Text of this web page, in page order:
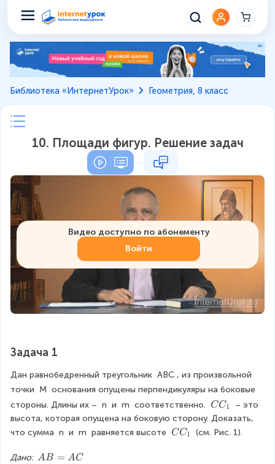
Библиотека «ИнтернетУрок» Геометрия, 8 класс
10. Площади фигур. Решение задач
Видео доступно по абонементу
Войти
Задача 1
Дан равнобедренный треугольник ABC , из произвольной
точки M основания опущены перпендикуляры на боковые
стороны. Длины их – n и m соответственно. C
C
_
CC1
– это
высота, которая опущена на боковую сторону. Доказать,
что сумма n и m равняется высоте C
CC1 (см. Рис. 1).
Дано: A
AB = AC